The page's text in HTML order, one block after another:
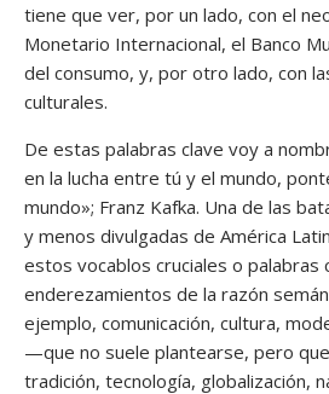
tiene que ver, por un lado, con el
Monetario Internacional, el Banco
del consumo, y, por otro lado, con
culturales.
De estas palabras clave voy a
en la lucha entre tú y el mundo,
mundo»; Franz Kafka. Una de las
y menos divulgadas de América
estos vocablos cruciales o palabras
enderezamientos de la razón
ejemplo, comunicación, cultura,
—que no suele plantearse, pero
tradición, tecnología, globalización,